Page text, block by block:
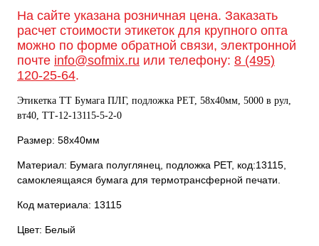
На сайте указана розничная цена. Заказать
расчет стоимости этикеток для крупного опта
можно по форме обратной связи, электронной
почте info@sofmix.ru или телефону: 8 (495)
120-25-64.
Этикетка ТТ Бумага ПЛГ, подложка РЕТ, 58х40мм, 5000 в рул,
вт40, TТ-12-13115-5-2-0
Размер: 58х40мм
Материал: Бумага полуглянец, подложка РЕТ, код:13115,
самоклеящаяся бумага для термотрансферной печати.
Код материала: 13115
Цвет: Белый